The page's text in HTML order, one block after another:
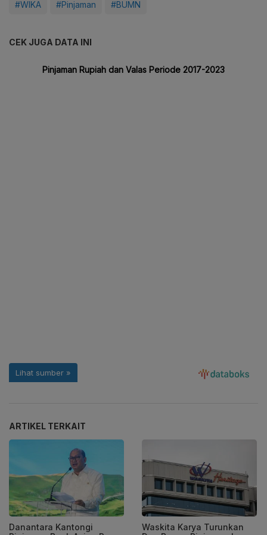
#WIKA #Pinjaman #BUMN
CEK JUGA DATA INI
ARTIKEL TERKAIT
Danantara Kantongi
Waskita Karya Turunkan